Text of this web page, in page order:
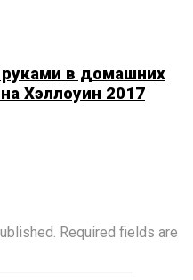
в домашних
Хэллоуин 2017
Required fields are